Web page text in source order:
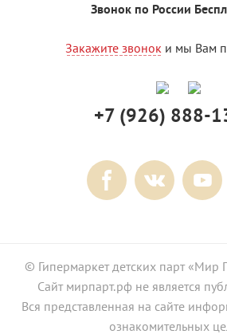
Звонок по России
Закажите звоноки мы Вам
+7 (926) 888-
© Гипермаркет детских парт «Мир
Сайт мирпарт.рф не является
Вся представленная на сайте
ознакомительных